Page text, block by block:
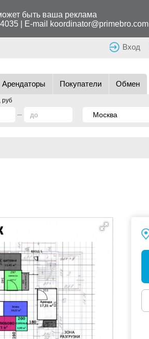
быть ваша реклама
| E-mail koordinator@primebro.com
Вход
Арендаторы Покупатели Обмен
руб